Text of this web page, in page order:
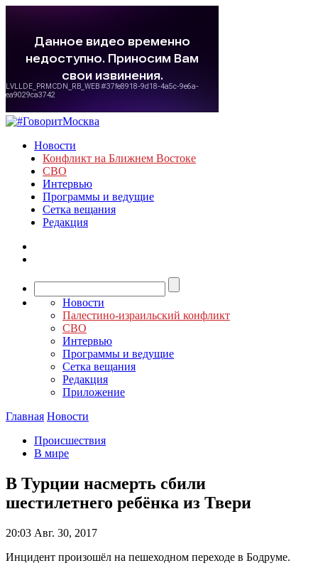
Новости
Конфликт на Ближнем Востоке
СВО
Интервью
Программы и ведущие
Сетка вещания
Редакция
Новости
Палестино-израильский конфликт
СВО
Интервью
Программы и ведущие
Сетка вещания
Редакция
Приложение
Главная Новости
Происшествия
В мире
В Турции насмерть сбили
шестилетнего ребёнка из Твери
20:03 Авг. 30, 2017
Инцидент произошёл на пешеходном переходе в Бодруме.